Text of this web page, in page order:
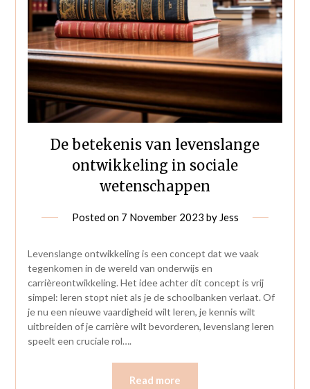
De betekenis van levenslange
ontwikkeling in sociale
wetenschappen
Posted on 7 November 2023 by Jess
Levenslange ontwikkeling is een concept dat we vaak
tegenkomen in de wereld van onderwijs en
carrièreontwikkeling. Het idee achter dit concept is vrij
simpel: leren stopt niet als je de schoolbanken verlaat. Of
je nu een nieuwe vaardigheid wilt leren, je kennis wilt
uitbreiden of je carrière wilt bevorderen, levenslang leren
speelt een cruciale rol….
Read more